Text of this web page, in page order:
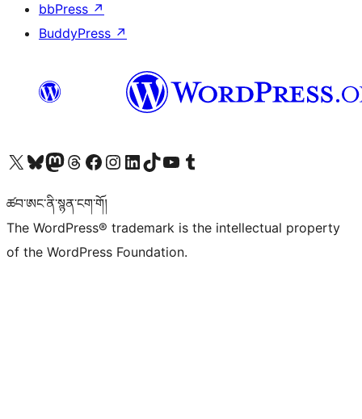
bbPress ↗
BuddyPress ↗
Visit our X (formerly Twitter) account
Visit our Bluesky account
Visit our Mastodon account
Visit our Threads account
Visit our Facebook page
Visit our Instagram account
Visit our LinkedIn account
Visit our TikTok account
Visit our YouTube channel
Visit our Tumblr account
ཚབ་ཨང་ནི་སྙན་ངག་གོ།
The WordPress® trademark is the intellectual property
of the WordPress Foundation.